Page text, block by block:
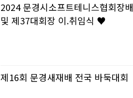
2024 문경시소프트테니스협회장배
및 제37대회장 이.취임식 ♥
제16회 문경새재배 전국 바둑대회